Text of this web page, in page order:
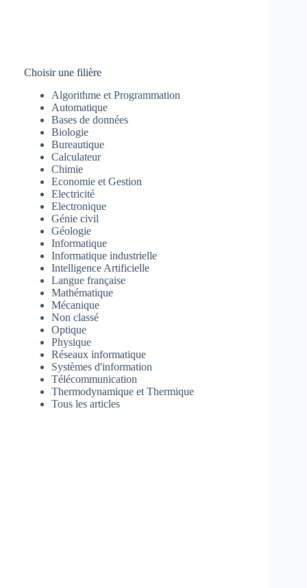
Choisir une filière
Algorithme et Programmation
Automatique
Bases de données
Biologie
Bureautique
Calculateur
Chimie
Economie et Gestion
Electricité
Electronique
Génie civil
Géologie
Informatique
Informatique industrielle
Intelligence Artificielle
Langue française
Mathématique
Mécanique
Non classé
Optique
Physique
Réseaux informatique
Systèmes d'information
Télécommunication
Thermodynamique et Thermique
Tous les articles